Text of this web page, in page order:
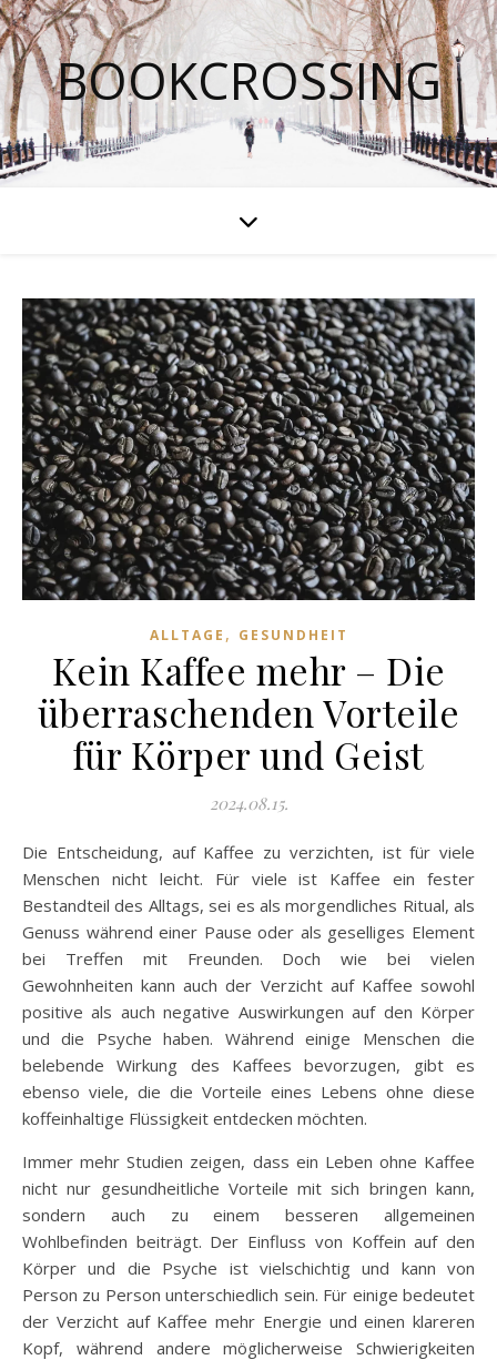
BOOKCROSSING
ALLTAGE , GESUNDHEIT
Kein Kaffee mehr – Die
überraschenden Vorteile
für Körper und Geist
2024.08.15.
Die Entscheidung, auf Kaffee zu verzichten, ist für viele
Menschen nicht leicht. Für viele ist Kaffee ein fester
Bestandteil des Alltags, sei es als morgendliches Ritual, als
Genuss während einer Pause oder als geselliges Element
bei Treffen mit Freunden. Doch wie bei vielen
Gewohnheiten kann auch der Verzicht auf Kaffee sowohl
positive als auch negative Auswirkungen auf den Körper
und die Psyche haben. Während einige Menschen die
belebende Wirkung des Kaffees bevorzugen, gibt es
ebenso viele, die die Vorteile eines Lebens ohne diese
koffeinhaltige Flüssigkeit entdecken möchten.
Immer mehr Studien zeigen, dass ein Leben ohne Kaffee
nicht nur gesundheitliche Vorteile mit sich bringen kann,
sondern auch zu einem besseren allgemeinen
Wohlbefinden beiträgt. Der Einfluss von Koffein auf den
Körper und die Psyche ist vielschichtig und kann von
Person zu Person unterschiedlich sein. Für einige bedeutet
der Verzicht auf Kaffee mehr Energie und einen klareren
Kopf, während andere möglicherweise Schwierigkeiten